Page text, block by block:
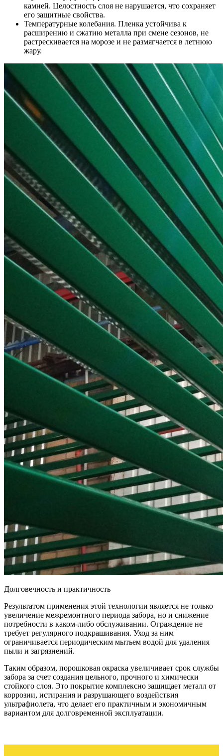
камней. Целостность слоя не нарушается, что сохраняет
его защитные свойства.
Температурные колебания. Пленка устойчива к
расширению и сжатию металла при смене сезонов, не
растрескивается на морозе и не размягчается в летнюю
жару.
Долговечность и практичность
Результатом применения этой технологии является не только
увеличение межремонтного периода забора, но и снижение
потребности в каком-либо обслуживании. Ограждение не
требует регулярного подкрашивания. Уход за ним
ограничивается периодическим мытьем водой для удаления
пыли и загрязнений.
Таким образом, порошковая окраска увеличивает срок службы
забора за счет создания цельного, прочного и химически
стойкого слоя. Это покрытие комплексно защищает металл от
коррозии, истирания и разрушающего воздействия
ультрафиолета, что делает его практичным и экономичным
вариантом для долговременной эксплуатации.